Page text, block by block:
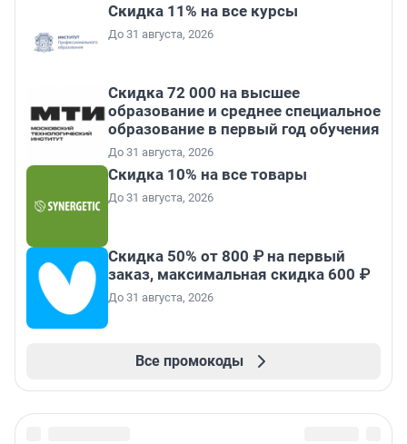
Скидка 11% на все курсы
До 31 августа, 2026
Скидка 72 000 на высшее
образование и среднее специальное
образование в первый год обучения
До 31 августа, 2026
Скидка 10% на все товары
До 31 августа, 2026
Скидка 50% от 800 ₽ на первый
заказ, максимальная скидка 600 ₽
До 31 августа, 2026
Все промокоды